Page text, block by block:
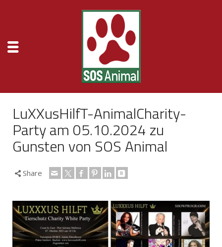
LuXXusHilfT-AnimalCharity-
Party am 05.10.2024 zu
Gunsten von SOS Animal
Share